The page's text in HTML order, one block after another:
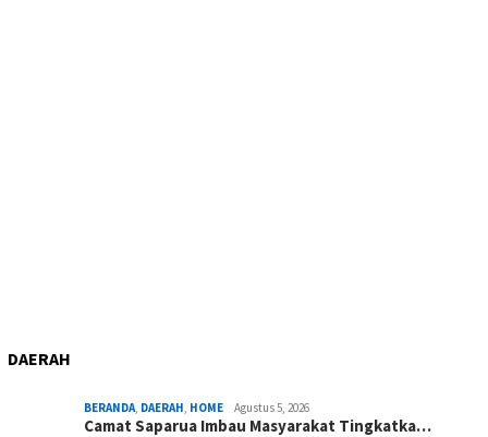
DAERAH
BERANDA, DAERAH, HOME Agustus 5, 2026
Camat Saparua Imbau Masyarakat Tingkatka…